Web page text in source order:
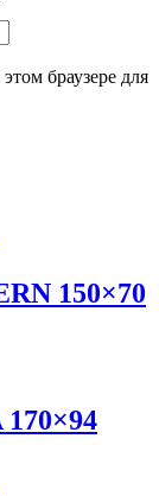
браузере для
150×70